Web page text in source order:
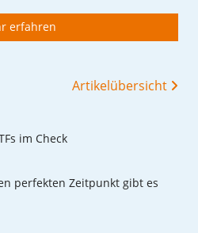
erfahren
Artikelübersicht
im Check
perfekten Zeitpunkt gibt es